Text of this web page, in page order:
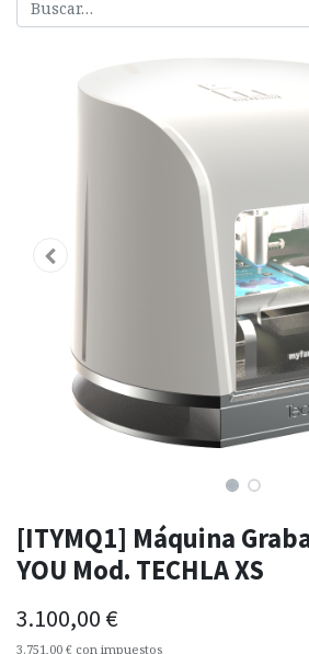
[ITYMQ1] Máquina
YOU Mod. TECHLA XS
3.100,00 €
3.751,00 € con impuestos